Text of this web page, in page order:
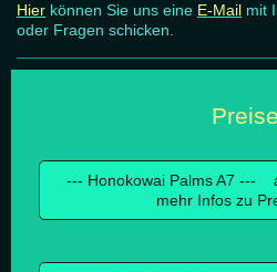
Hier können Sie uns eine E-Mail mit
oder Fragen schicken.
Preise
--- Honokowai Palms A7
mehr Infos zu